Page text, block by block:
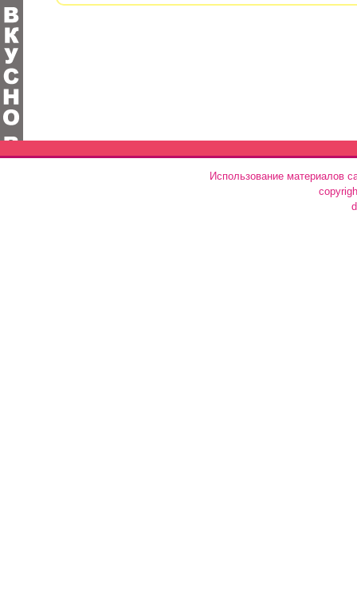
Использование материалов